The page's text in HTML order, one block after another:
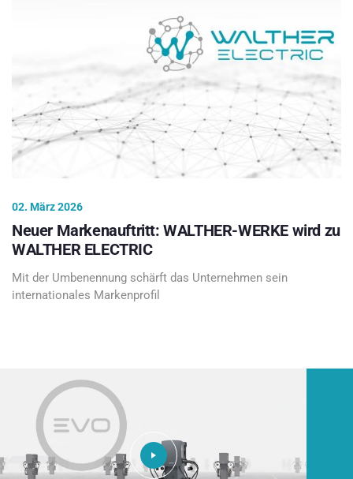
02. März 2026
Neuer Markenauftritt: WALTHER-WERKE wird zu
WALTHER ELECTRIC
Mit der Umbenennung schärft das Unternehmen sein
internationales Markenprofil